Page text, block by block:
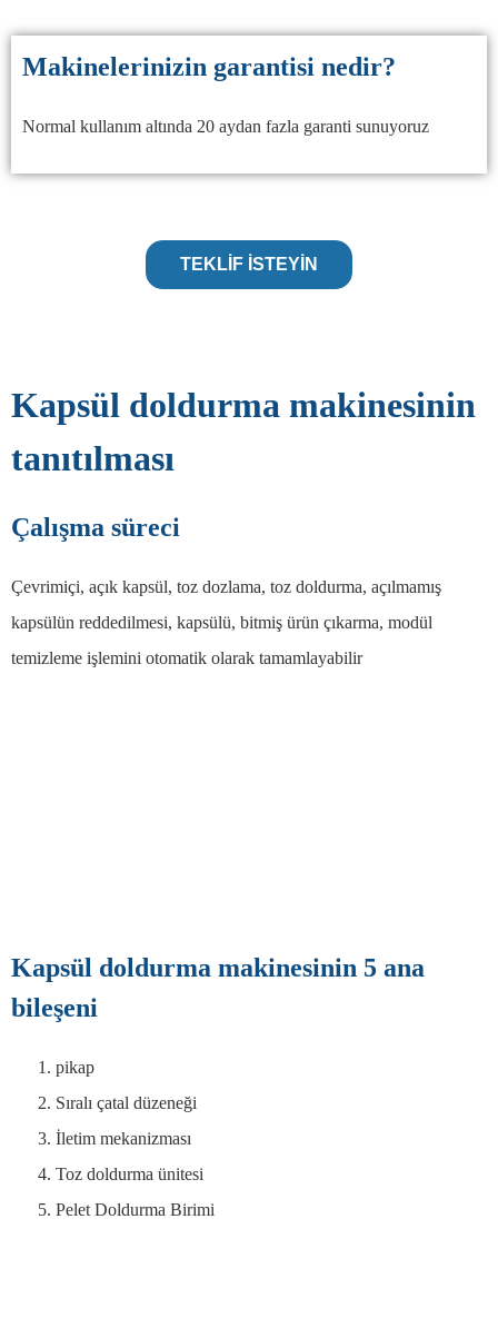
Makinelerinizin garantisi nedir?
Normal kullanım altında 20 aydan fazla garanti sunuyoruz
TEKLIF ISTEYIN
Kapsül doldurma makinesinin
tanıtılması
Çalışma süreci
Çevrimiçi, açık kapsül, toz dozlama, toz doldurma, açılmamış
kapsülün reddedilmesi, kapsülü, bitmiş ürün çıkarma, modül
temizleme işlemini otomatik olarak tamamlayabilir
Kapsül doldurma makinesinin 5 ana
bileşeni
pikap
Sıralı çatal düzeneği
İletim mekanizması
Toz doldurma ünitesi
Pelet Doldurma Birimi